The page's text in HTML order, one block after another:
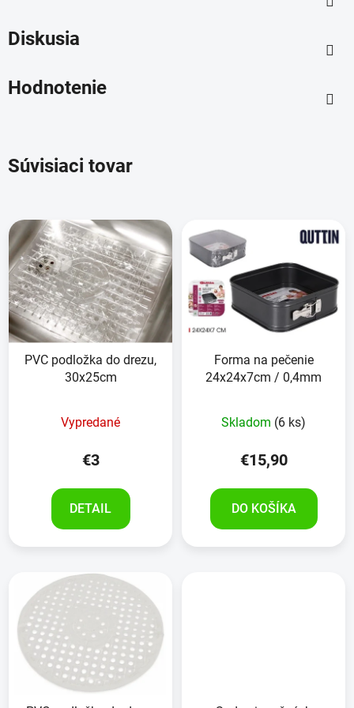
Diskusia
Hodnotenie
Súvisiaci tovar
PVC podložka do drezu,
30x25cm
Vypredané
€3
DETAIL
Forma na pečenie
24x24x7cm / 0,4mm
Skladom (6 ks)
€15,90
DO KOŠÍKA